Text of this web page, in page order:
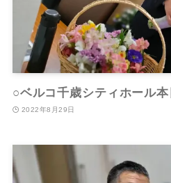
○ベルコ千歳シティホール
2022年8月29日